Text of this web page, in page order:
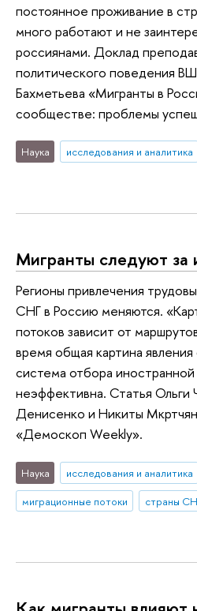
постоянное проживание в
много работают и не
россиянами. Доклад
политического поведения
Бахметьева «Мигранты в
сообществе: проблемы
Наука исследования и аналитика
Мигранты следуют за
Регионы привлечения
СНГ в Россию меняются.
потоков зависит от
время общая картина
система отбора
неэффективна. Статья Ольги
Денисенко и Никиты
«Демоскоп Weekly».
Наука исследования и аналитика
миграционные потоки
страны